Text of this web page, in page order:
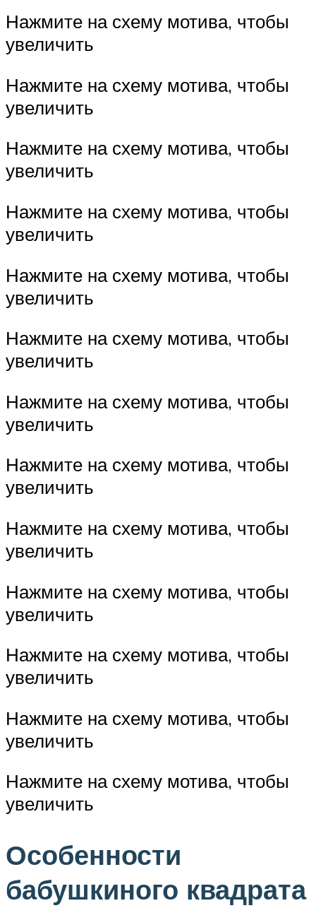
Нажмите на схему мотива, чтобы
увеличить
Нажмите на схему мотива, чтобы
увеличить
Нажмите на схему мотива, чтобы
увеличить
Нажмите на схему мотива, чтобы
увеличить
Нажмите на схему мотива, чтобы
увеличить
Нажмите на схему мотива, чтобы
увеличить
Нажмите на схему мотива, чтобы
увеличить
Нажмите на схему мотива, чтобы
увеличить
Нажмите на схему мотива, чтобы
увеличить
Нажмите на схему мотива, чтобы
увеличить
Нажмите на схему мотива, чтобы
увеличить
Нажмите на схему мотива, чтобы
увеличить
Нажмите на схему мотива, чтобы
увеличить
Особенности
бабушкиного квадрата